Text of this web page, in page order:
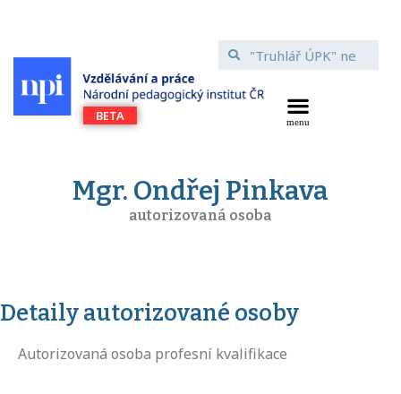
Mgr. Ondřej Pinkava
autorizovaná osoba
Detaily autorizované osoby
Autorizovaná osoba profesní kvalifikace